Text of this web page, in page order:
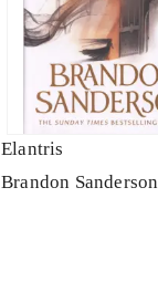
Elantris
Brandon Sanderson